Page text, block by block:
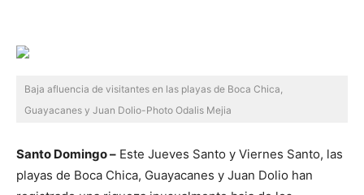
Baja afluencia de visitantes en las playas de Boca Chica,
Guayacanes y Juan Dolio-Photo Odalis Mejia
Santo Domingo – Este Jueves Santo y Viernes Santo, las
playas de Boca Chica, Guayacanes y Juan Dolio han